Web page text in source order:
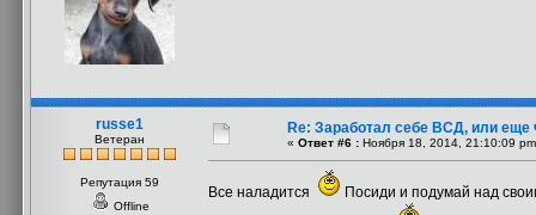
russe1
Ветеран
Репутация 59
Offline
Re: Заработал себе ВСД, или еще
« Ответ #6 : Ноября 18, 2014, 21:10:09
Все наладится
Посиди и подумай над